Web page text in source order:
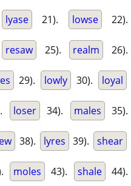
lyase 21). lowse 22).
resaw 25). realm 26).
29). lowly 30). loyal
loser 34). males 35).
38). lyres 39). shear
moles 43). shale 44).